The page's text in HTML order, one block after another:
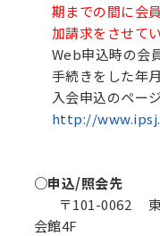
期までの間に会
加請求をさせて
Web申込時の会
手続きをした年
入会申込のペー
http://
○申込/照会先
〒101-0062 東
会館4F